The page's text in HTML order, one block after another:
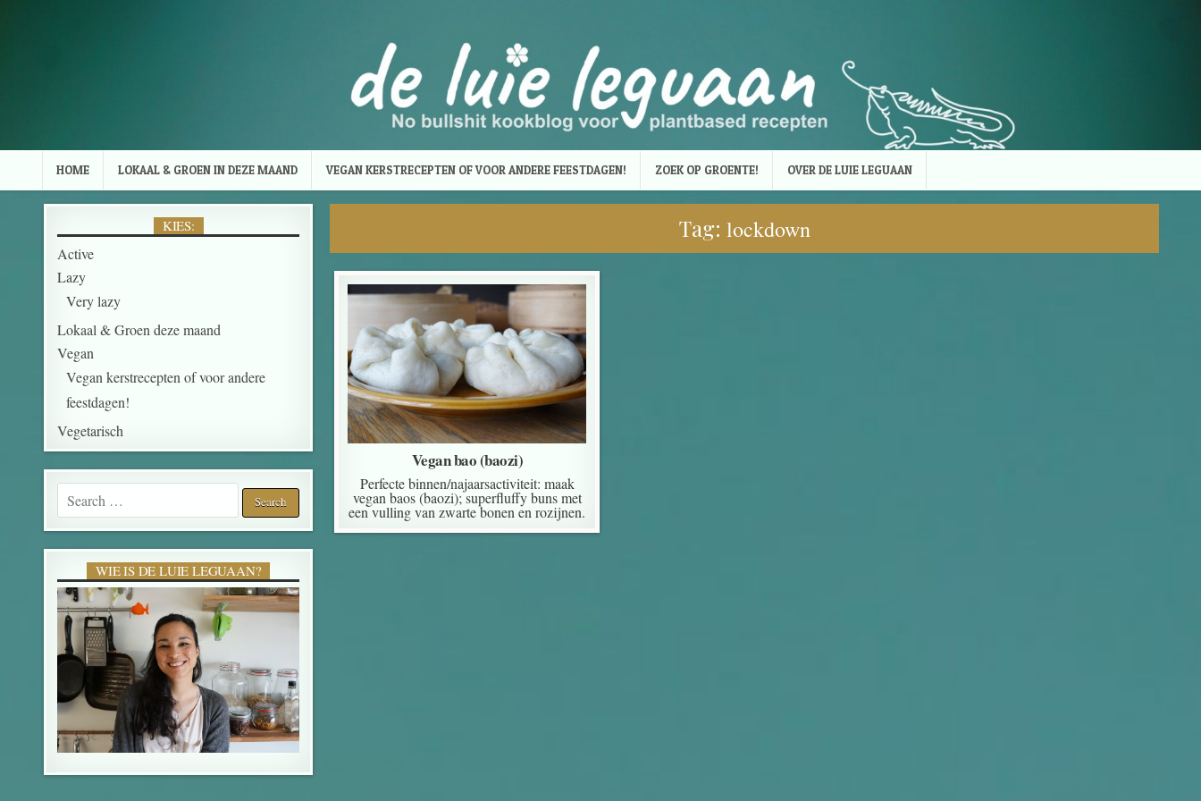
HOME LOKAAL & GROEN IN DEZE MAAND VEGAN KERSTRECEPTEN OF VOOR ANDERE FEESTDAGEN! ZOEK OP GROENTE! OVER DE LUIE LEGUAAN
Tag: lockdown
Vegan bao (baozi)
Perfecte binnen/najaarsactiviteit: maak
vegan baos (baozi); superfluffy buns met
een vulling van zwarte bonen en rozijnen.
KIES:
Active
Lazy
Very lazy
Lokaal & Groen deze maand
Vegan
Vegan kerstrecepten of voor andere
feestdagen!
Vegetarisch
Search for:
WIE IS DE LUIE LEGUAAN?